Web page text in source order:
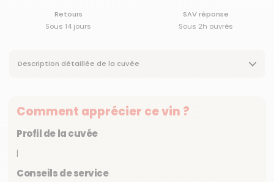
Retours
Sous 14 jours
SAV réponse
Sous 2h ouvrés
Description détaillée de la cuvée
Comment apprécier ce vin ?
Profil de la cuvée
|
Conseils de service